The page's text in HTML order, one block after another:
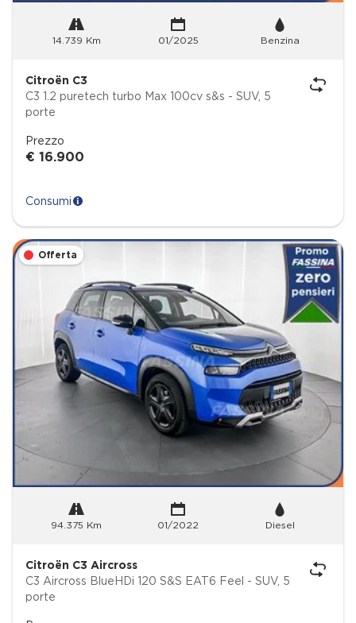
14.739 Km 01/2025 Benzina
Citroën C3
C3 1.2 puretech turbo Max 100cv s&s - SUV, 5
porte
Prezzo
€ 16.900
Consumi
Offerta
94.375 Km 01/2022 Diesel
Citroën C3 Aircross
C3 Aircross BlueHDi 120 S&S EAT6 Feel - SUV, 5
porte